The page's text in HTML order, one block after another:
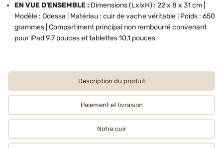
EN VUE D'ENSEMBLE : Dimensions (LxlxH) : 22 x 8 x 31 cm |
Modèle : Odessa | Matériau : cuir de vache véritable | Poids : 650
grammes | Compartiment principal non rembourré convenant
pour iPad 9.7 pouces et tablettes 10,1 pouces
Description du produit
Paiement et livraison
Notre cuir